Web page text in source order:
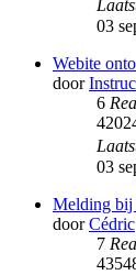
03
Webite
door
6
03
Melding bij
doorCédric
7